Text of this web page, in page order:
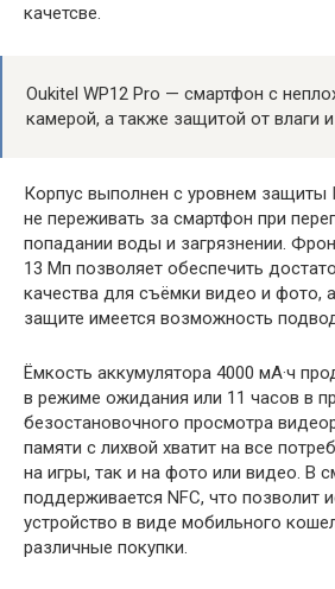
качетсве.
Oukitel WP12 Pro — смартфон с
камерой, а также защитой от влаги
Корпус выполнен с уровнем защиты
не переживать за смартфон при
попадании воды и загрязнении.
13 Мп позволяет обеспечить
качества для съёмки видео и фото,
защите имеется возможность
Ёмкость аккумулятора 4000 мА·ч
в режиме ожидания или 11 часов в
безостановочного просмотра
памяти с лихвой хватит на все
на игры, так и на фото или видео. В
поддерживается NFC, что позволит
устройство в виде мобильного
различные покупки.